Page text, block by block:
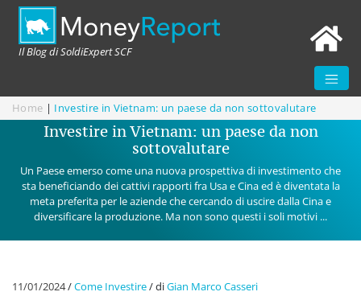
Il Blog di SoldiExpert SCF
Home | Investire in Vietnam: un paese da non sottovalutare
Investire in Vietnam: un paese da non
sottovalutare
Un Paese emerso come una nuova prospettiva di investimento che
sta beneficiando dei cattivi rapporti fra Usa e Cina ed è diventata la
meta preferita per le aziende che cercando di uscire dalla Cina e
diversificare la produzione. Ma non sono questi i soli motivi ...
11/01/2024/Come Investire/diGian Marco Casseri